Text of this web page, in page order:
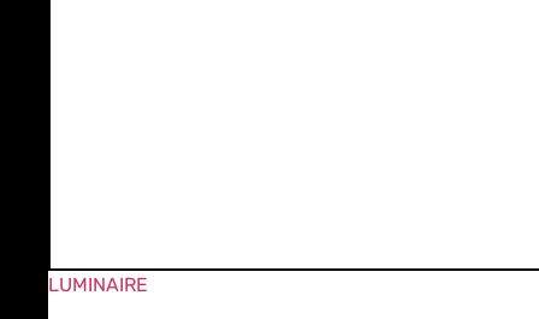
LUMINAIRE